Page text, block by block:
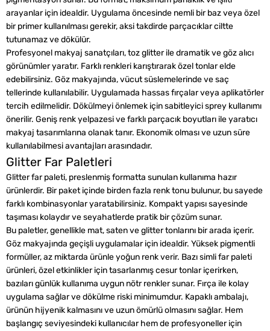
arayanlar için idealdir. Uygulama öncesinde nemli bir baz veya özel
bir primer kullanılması gerekir, aksi takdirde parçacıklar ciltte
tutunamaz ve dökülür.
Profesyonel makyaj sanatçıları, toz glitter ile dramatik ve göz alıcı
görünümler yaratır. Farklı renkleri karıştırarak özel tonlar elde
edebilirsiniz. Göz makyajında, vücut süslemelerinde ve saç
tellerinde kullanılabilir. Uygulamada hassas fırçalar veya aplikatörler
tercih edilmelidir. Dökülmeyi önlemek için sabitleyici sprey kullanımı
önerilir. Geniş renk yelpazesi ve farklı parçacık boyutları ile yaratıcı
makyaj tasarımlarına olanak tanır. Ekonomik olması ve uzun süre
kullanılabilmesi avantajları arasındadır.
Glitter Far Paletleri
Glitter far paleti, preslenmiş formatta sunulan kullanıma hazır
ürünlerdir. Bir paket içinde birden fazla renk tonu bulunur, bu sayede
farklı kombinasyonlar yaratabilirsiniz. Kompakt yapısı sayesinde
taşıması kolaydır ve seyahatlerde pratik bir çözüm sunar.
Bu paletler, genellikle mat, saten ve glitter tonlarını bir arada içerir.
Göz makyajında geçişli uygulamalar için idealdir. Yüksek pigmentli
formüller, az miktarda ürünle yoğun renk verir. Bazı simli far paleti
ürünleri, özel etkinlikler için tasarlanmış cesur tonlar içerirken,
bazıları günlük kullanıma uygun nötr renkler sunar. Fırça ile kolay
uygulama sağlar ve dökülme riski minimumdur. Kapaklı ambalajı,
ürünün hijyenik kalmasını ve uzun ömürlü olmasını sağlar. Hem
başlangıç seviyesindeki kullanıcılar hem de profesyoneller için